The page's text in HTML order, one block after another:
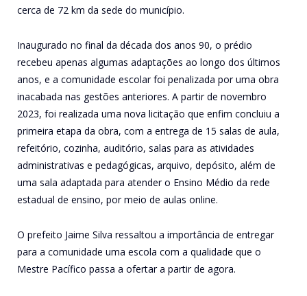
cerca de 72 km da sede do município.
Inaugurado no final da década dos anos 90, o prédio
recebeu apenas algumas adaptações ao longo dos últimos
anos, e a comunidade escolar foi penalizada por uma obra
inacabada nas gestões anteriores. A partir de novembro
2023, foi realizada uma nova licitação que enfim concluiu a
primeira etapa da obra, com a entrega de 15 salas de aula,
refeitório, cozinha, auditório, salas para as atividades
administrativas e pedagógicas, arquivo, depósito, além de
uma sala adaptada para atender o Ensino Médio da rede
estadual de ensino, por meio de aulas online.
O prefeito Jaime Silva ressaltou a importância de entregar
para a comunidade uma escola com a qualidade que o
Mestre Pacífico passa a ofertar a partir de agora.